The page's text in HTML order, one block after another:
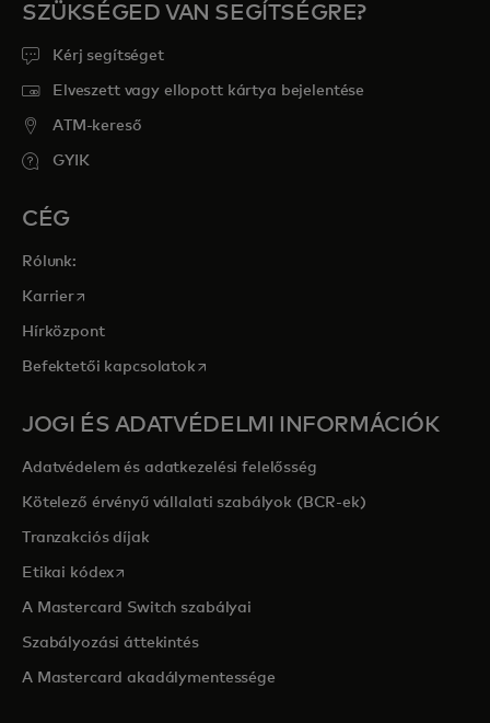
SZÜKSÉGED VAN SEGÍTSÉGRE?
Kérj segítséget
Elveszett vagy ellopott kártya bejelentése
ATM-kereső
GYIK
CÉG
Rólunk:
Karrieropens in a new tab
Hírközpont
Befektetői kapcsolatokopens in a new tab
JOGI ÉS ADATVÉDELMI INFORMÁCIÓK
Adatvédelem és adatkezelési felelősség
Kötelező érvényű vállalati szabályok (BCR-ek)
Tranzakciós díjak
Etikai kódexopens in a new tab
A Mastercard Switch szabályai
Szabályozási áttekintés
A Mastercard akadálymentessége